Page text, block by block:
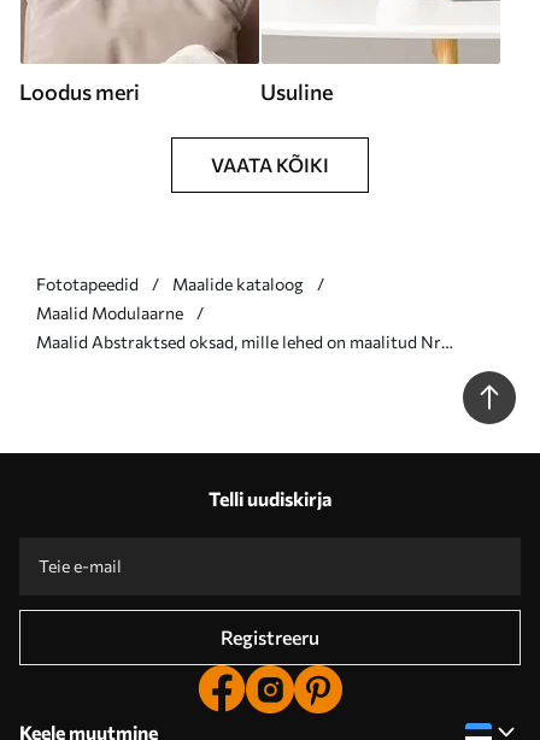
Loodus meri Usuline
VAATA KÕIKI
Fototapeedid
Maalide kataloog
Maalid Modulaarne
Maalid Abstraktsed oksad, mille lehed on maalitud Nr
Telli uudiskirja
Registreeru
Keele muutmine